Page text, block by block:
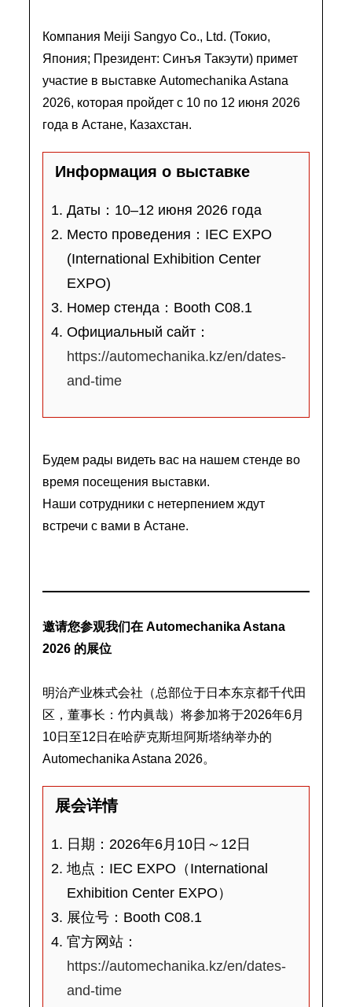
Компания Meiji Sangyo Co., Ltd. (Токио,
Япония; Президент: Синъя Такэути) примет
участие в выставке Automechanika Astana
2026, которая пройдет с 10 по 12 июня 2026
года в Астане, Казахстан.
Информация о выставке
Даты：10–12 июня 2026 года
Место проведения：IEC EXPO
(International Exhibition Center
EXPO)
Номер стенда：Booth C08.1
Официальный сайт：
https://automechanika.kz/en/dates-
and-time
Будем рады видеть вас на нашем стенде во
время посещения выставки.
Наши сотрудники с нетерпением ждут
встречи с вами в Астане.
邀请您参观我们在 Automechanika Astana
2026 的展位
明治产业株式会社（总部位于日本东京都千代田
区，董事长：竹内眞哉）将参加将于2026年6月
10日至12日在哈萨克斯坦阿斯塔纳举办的
Automechanika Astana 2026。
展会详情
日期：2026年6月10日～12日
地点：IEC EXPO（International
Exhibition Center EXPO）
展位号：Booth C08.1
官方网站：
https://automechanika.kz/en/dates-
and-time